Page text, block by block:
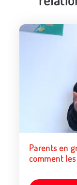
Parents en
comment